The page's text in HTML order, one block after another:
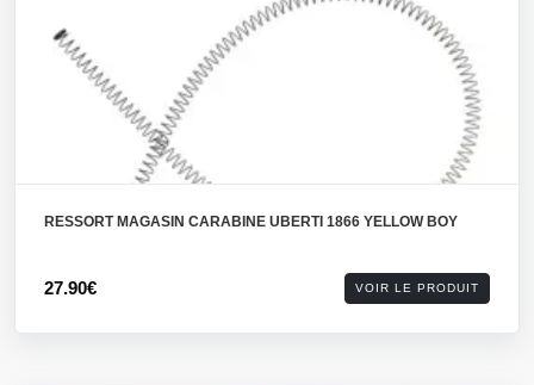
RESSORT MAGASIN CARABINE UBERTI 1866 YELLOW BOY
27.90€ VOIR LE PRODUIT